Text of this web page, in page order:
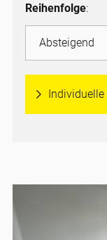
Reihenfolge:
Individuelle